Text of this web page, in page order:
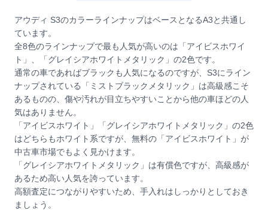
アウディ S3のカラーラインナップはベースとなるA3と共通し
ています。
全8色のラインナップで最も人気が高いのは「アイビスホワイ
ト」、「グレイシアホワイトメタリック」の2色です。
通常の車であればブラックも人気になるのですが、S3にライン
ナップされている「ミストブラックメタリック」は高級感こそ
あるものの、傷や汚れが目立ちやすいことから他の車ほどの人
気はありません。
「アイビスホワイト」「グレイシアホワイトメタリック」の2色
はどちらもホワイト系ですが、無料の「アイビスホワイト」が
中古車市場でもよく見かけます。
「グレイシアホワイトメタリック」は有償色ですが、高級感が
あるため高い人気を誇っています。
高額査定につながりやすいため、手入れはしっかりとしておき
ましょう。